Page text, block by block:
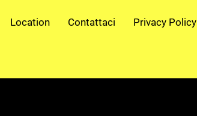
Location Contattaci Privacy Policy